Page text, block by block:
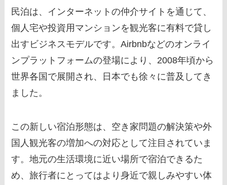
民泊は、インターネットの仲介サイトを通じて、
個人宅や投資用マンションを観光客に有料で貸し
出すビジネスモデルです。Airbnbなどのオンライ
ンプラットフォームの登場により、2008年頃から
世界各国で展開され、日本でも徐々に普及してき
ました。
この新しい宿泊形態は、空き家問題の解決策や外
国人観光客の増加への対応として注目されていま
す。地元の生活環境に近い場所で宿泊できるた
め、旅行者にとってはより身近で親しみやすい体